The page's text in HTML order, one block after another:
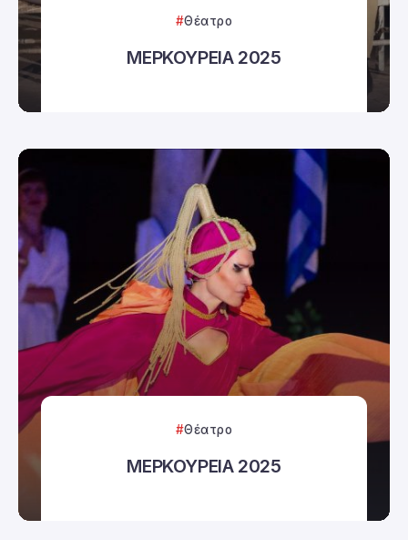
Θέατρο
ΜΕΡΚΟΥΡΕΙΑ 2025
Θέατρο
ΜΕΡΚΟΥΡΕΙΑ 2025